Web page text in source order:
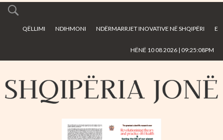
main
QËLLIMI NDIHMONI NDËRMARRJET INOVATIVE NË SHQIPËRI E
HËNË 10 08 2026 | 09:25:08PM